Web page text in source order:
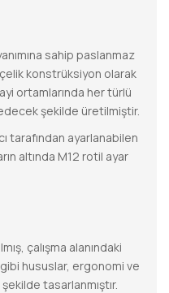
sahip paslanmaz
konstrüksiyon olarak
ortamlarında her türlü
şekilde üretilmiştir.
tarafından ayarlanabilen
altında M12 rotil ayar
çalışma alanındaki
hususlar, ergonomi ve
tasarlanmıştır.